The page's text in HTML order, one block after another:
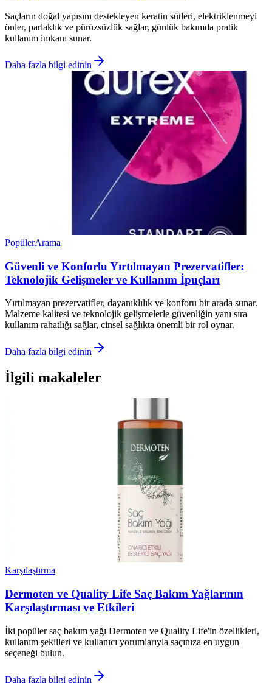
Saçların doğal yapısını destekleyen keratin sütleri, elektriklenmeyi
önler, parlaklık ve pürüzsüzlük sağlar, günlük bakımda pratik
kullanım imkanı sunar.
Daha fazla bilgi edinin
PopülerArama
Güvenli ve Konforlu Yırtılmayan Prezervatifler:
Teknolojik Gelişmeler ve Kullanım İpuçları
Yırtılmayan prezervatifler, dayanıklılık ve konforu bir arada sunar.
Malzeme kalitesi ve teknolojik gelişmelerle güvenliğin yanı sıra
kullanım rahatlığı sağlar, cinsel sağlıkta önemli bir rol oynar.
Daha fazla bilgi edinin
İlgili makaleler
Karşılaştırma
Dermoten ve Quality Life Saç Bakım Yağlarının
Karşılaştırması ve Etkileri
İki popüler saç bakım yağı Dermoten ve Quality Life'in özellikleri,
kullanım şekilleri ve kullanıcı yorumlarıyla saçınıza en uygun
seçeneği bulun.
Daha fazla bilgi edinin